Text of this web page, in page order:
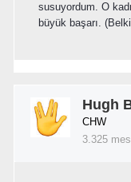
susuyordum. O
büyük başarı.
Hugh
CHW
3.325